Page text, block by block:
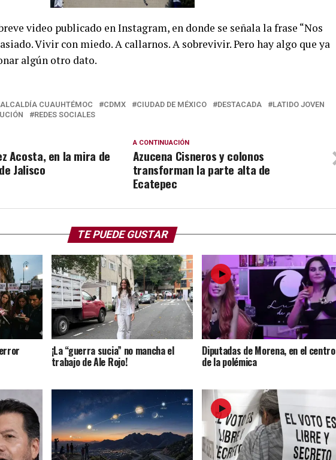
video publicado en Instagram, en donde se señala la frase “Nos
Vivir con miedo. A callarnos. A sobrevivir. Pero hay algo que ya
algún otro dato.
ALCALDÍA CUAUHTÉMOC CDMX CIUDAD DE MÉXICO DESTACADA
LATIDO JOVEN
REDES SOCIALES
A CONTINUACIÓN
Azucena Cisneros y colonos
transforman la parte alta de
Ecatepec
Acosta, en la mira de
Jalisco
TE PUEDE GUSTAR
¡La “guerra sucia” no mancha el
trabajo de Ale Rojo!
Diputadas de Morena, en el centro
de la polémica